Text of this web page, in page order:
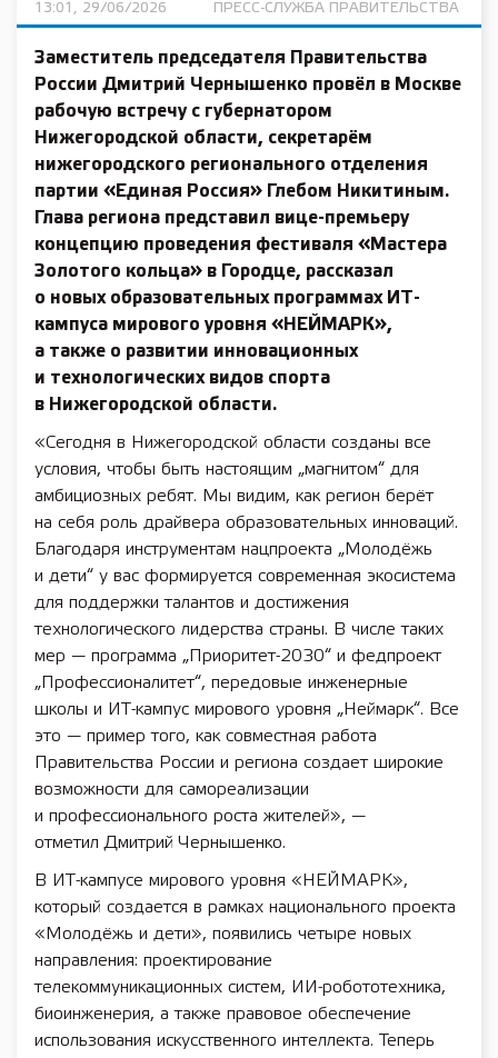
13:01, 29/06/2026 ПРЕСС-СЛУЖБА ПРАВИТЕЛЬСТВА
Заместитель председателя Правительства
России Дмитрий Чернышенко провёл в Москве
рабочую встречу с губернатором
Нижегородской области, секретарём
нижегородского регионального отделения
партии «Единая Россия» Глебом Никитиным.
Глава региона представил вице-премьеру
концепцию проведения фестиваля «Мастера
Золотого кольца» в Городце, рассказал
о новых образовательных программах ИТ-
кампуса мирового уровня «НЕЙМАРК»,
а также о развитии инновационных
и технологических видов спорта
в Нижегородской области.
«Сегодня в Нижегородской области созданы все
условия, чтобы быть настоящим „магнитом“ для
амбициозных ребят. Мы видим, как регион берёт
на себя роль драйвера образовательных инноваций.
Благодаря инструментам нацпроекта „Молодёжь
и дети“ у вас формируется современная экосистема
для поддержки талантов и достижения
технологического лидерства страны. В числе таких
мер — программа „Приоритет-2030“ и федпроект
„Профессионалитет“, передовые инженерные
школы и ИТ-кампус мирового уровня „Неймарк“. Все
это — пример того, как совместная работа
Правительства России и региона создает широкие
возможности для самореализации
и профессионального роста жителей», —
отметил Дмитрий Чернышенко.
В ИТ-кампусе мирового уровня «НЕЙМАРК»,
который создается в рамках национального проекта
«Молодёжь и дети», появились четыре новых
направления: проектирование
телекоммуникационных систем, ИИ-робототехника,
биоинженерия, а также правовое обеспечение
использования искусственного интеллекта. Теперь